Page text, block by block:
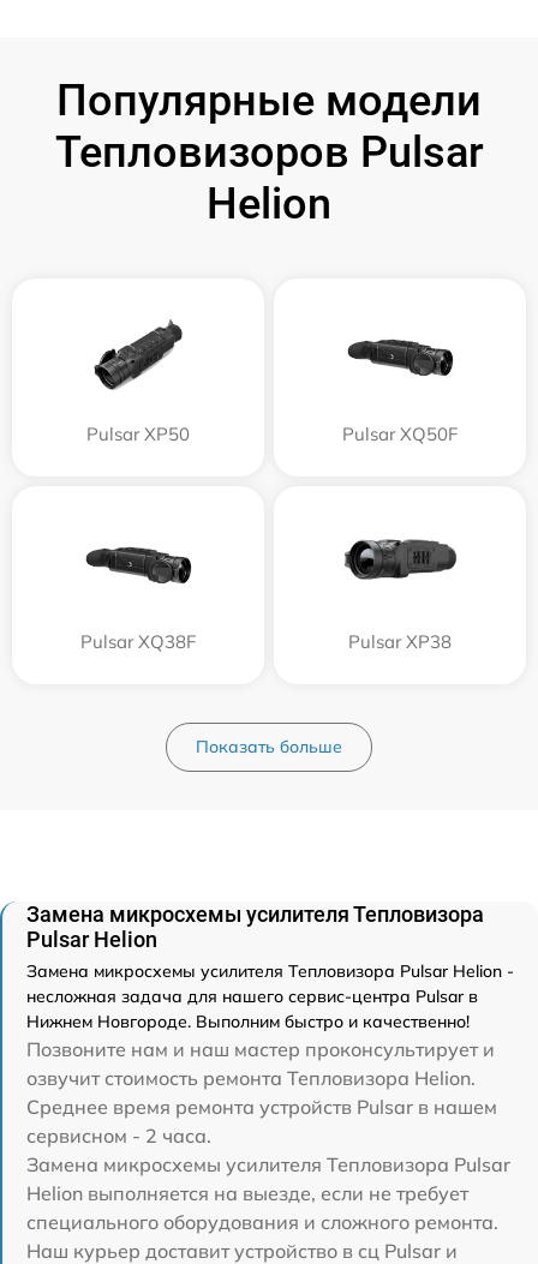
Популярные модели
Тепловизоров Pulsar
Helion
Pulsar XP50 Pulsar XQ50F
Pulsar XQ38F Pulsar XP38
Показать больше
Замена микросхемы усилителя Тепловизора
Pulsar Helion
Замена микросхемы усилителя Тепловизора Pulsar Helion -
несложная задача для нашего сервис-центра Pulsar в
Нижнем Новгороде. Выполним быстро и качественно!
Позвоните нам и наш мастер проконсультирует и
озвучит стоимость ремонта Тепловизора Helion.
Среднее время ремонта устройств Pulsar в нашем
сервисном - 2 часа.
Замена микросхемы усилителя Тепловизора Pulsar
Helion выполняется на выезде, если не требует
специального оборудования и сложного ремонта.
Наш курьер доставит устройство в сц Pulsar и